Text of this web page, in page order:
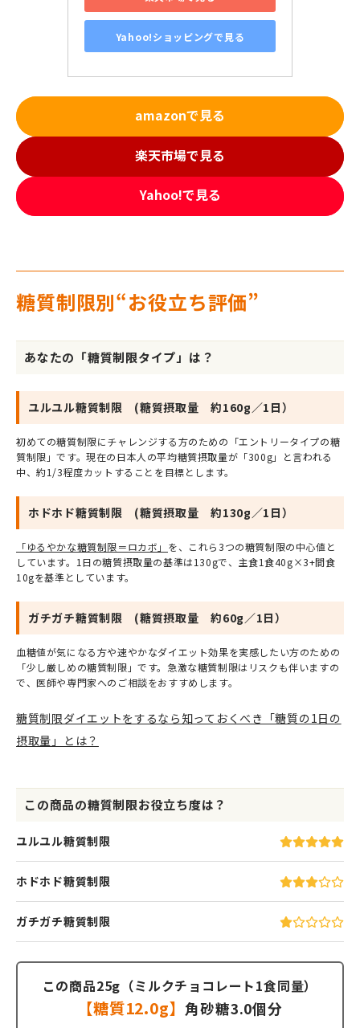
Yahoo!ショッピングで見る
amazonで見る
楽天市場で見る
Yahoo!で見る
糖質制限別“お役立ち評価”
あなたの「糖質制限タイプ」は？
ユルユル糖質制限 (糖質摂取量 約160g／1日）
初めての糖質制限にチャレンジする方のための「エントリータイプの糖
質制限」です。現在の日本人の平均糖質摂取量が「300g」と言われる
中、約1/3程度カットすることを目標とします。
ホドホド糖質制限 (糖質摂取量 約130g／1日）
「ゆるやかな糖質制限＝ロカボ」 を、これら3つの糖質制限の中心値と
しています。1日の糖質摂取量の基準は130gで、主食1食40g×3+間食
10gを基準としています。
ガチガチ糖質制限 (糖質摂取量 約60g／1日）
血糖値が気になる方や速やかなダイエット効果を実感したい方のための
「少し厳しめの糖質制限」です。急激な糖質制限はリスクも伴いますの
で、医師や専門家へのご相談をおすすめします。
糖質制限ダイエットをするなら知っておくべき「糖質の1日の
摂取量」とは？
この商品の糖質制限お役立ち度は？
ユルユル糖質制限
ホドホド糖質制限
ガチガチ糖質制限
この商品25g（ミルクチョコレート1食同量）
【糖質12.0g】角砂糖3.0個分